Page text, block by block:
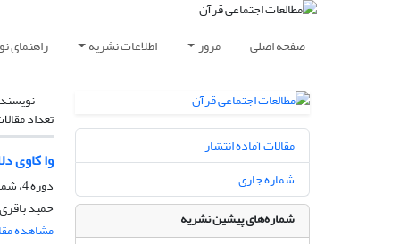
صفحه اصلی مرور اطلاعات نشریه راهنمای
تعداد
وا کاوی
دوره 4، شماره 1، شهریور 1404، صفحه
حمید
مشاهده
مقالات آماده انتشار
شماره جاری
شماره‌های پیشین نشریه